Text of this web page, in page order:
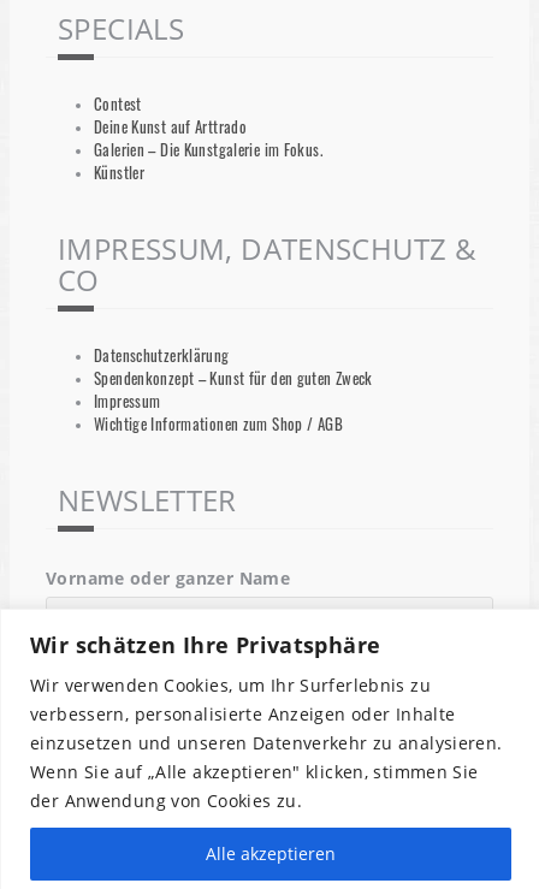
Wir schätzen Ihre Privatsphäre
Wir verwenden Cookies, um Ihr Surferlebnis zu
verbessern, personalisierte Anzeigen oder Inhalte
einzusetzen und unseren Datenverkehr zu analysieren.
Wenn Sie auf „Alle akzeptieren" klicken, stimmen Sie
der Anwendung von Cookies zu.
Alle akzeptieren
SPECIALS
Contest
Deine Kunst auf Arttrado
Galerien – Die Kunstgalerie im Fokus.
Künstler
IMPRESSUM, DATENSCHUTZ &
CO
Datenschutzerklärung
Spendenkonzept – Kunst für den guten Zweck
Impressum
Wichtige Informationen zum Shop / AGB
NEWSLETTER
Vorname oder ganzer Name
Indem Du fortfährst, akzeptierst Du unsere
Datenschutzerklärung.